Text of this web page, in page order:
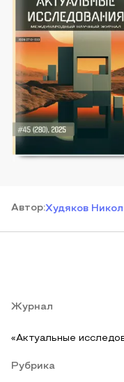
Автор:Худяков
Журнал
«Актуальные
Рубрика